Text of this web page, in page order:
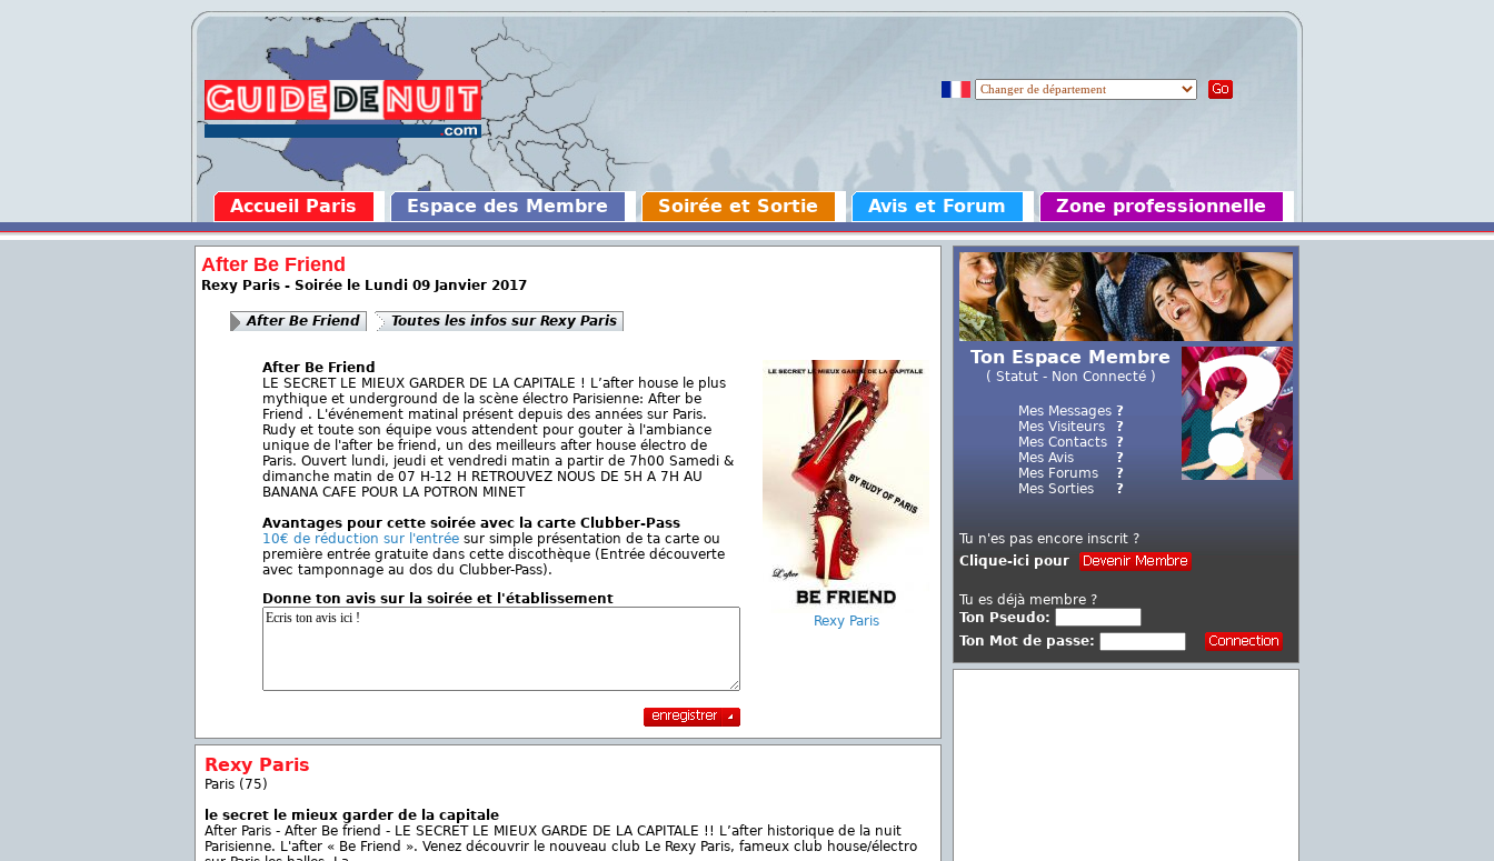
Accueil Paris Espace des Membre Soirée et Sortie Avis et Forum Zone professionnelle
After Be Friend
Rexy Paris - Soirée le Lundi 09 Janvier 2017
After Be Friend Toutes les infos sur Rexy Paris
Rexy Paris
After Be Friend
LE SECRET LE MIEUX GARDER DE LA CAPITALE ! L’after house le plus
mythique et underground de la scène électro Parisienne: After be
Friend . L'événement matinal présent depuis des années sur Paris.
Rudy et toute son équipe vous attendent pour gouter à l'ambiance
unique de l'after be friend, un des meilleurs after house électro de
Paris. Ouvert lundi, jeudi et vendredi matin a partir de 7h00 Samedi &
dimanche matin de 07 H-12 H RETROUVEZ NOUS DE 5H A 7H AU
BANANA CAFE POUR LA POTRON MINET
Avantages pour cette soirée avec la carte Clubber-Pass
10€ de réduction sur l'entrée sur simple présentation de ta carte ou
première entrée gratuite dans cette discothèque (Entrée découverte
avec tamponnage au dos du Clubber-Pass).
Donne ton avis sur la soirée et l'établissement
Rexy Paris
Paris (75)
le secret le mieux garder de la capitale
After Paris - After Be friend - LE SECRET LE MIEUX GARDE DE LA CAPITALE !! L’after historique de la nuit
Parisienne. L'after « Be Friend ». Venez découvrir le nouveau club Le Rexy Paris, fameux club house/électro
Ton Espace Membre
( Statut - Non Connecté )
Mes Messages
Mes Visiteurs
Mes Contacts
Mes Avis
Mes Forums
Mes Sorties
?
?
?
?
?
?
Tu n'es pas encore inscrit ?
Clique-ici pour
Tu es déjà membre ?
Ton Pseudo:
Ton Mot de passe: